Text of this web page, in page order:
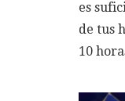
es
de tus
10